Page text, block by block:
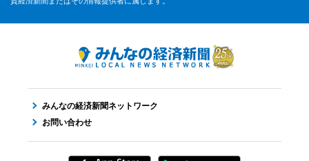
みんなの経済新聞ネットワーク
お問い合わせ